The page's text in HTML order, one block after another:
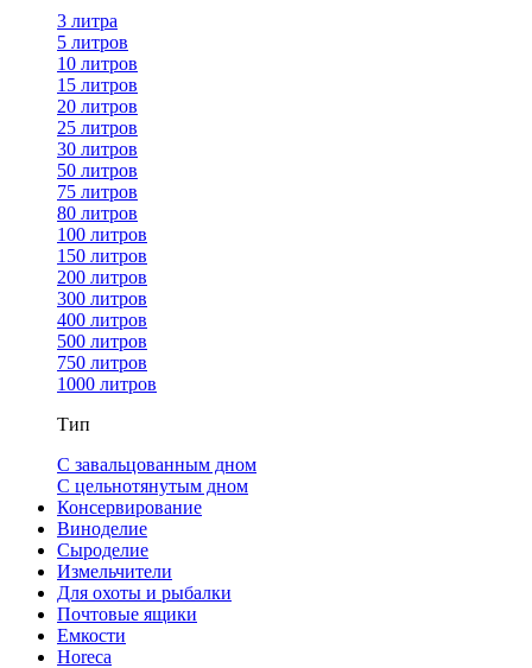
3 литра
5 литров
10 литров
15 литров
20 литров
25 литров
30 литров
50 литров
75 литров
80 литров
100 литров
150 литров
200 литров
300 литров
400 литров
500 литров
750 литров
1000 литров
Тип
С завальцованным дном
С цельнотянутым дном
Консервирование
Виноделие
Сыроделие
Измельчители
Для охоты и рыбалки
Почтовые ящики
Емкости
Horeca